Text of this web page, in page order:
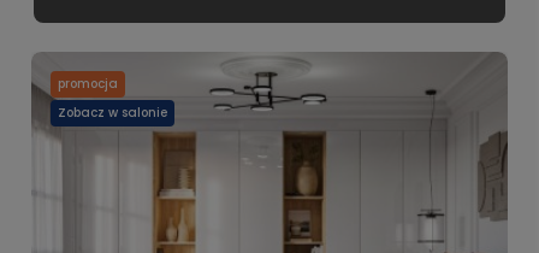
promocja
Zobacz w salonie